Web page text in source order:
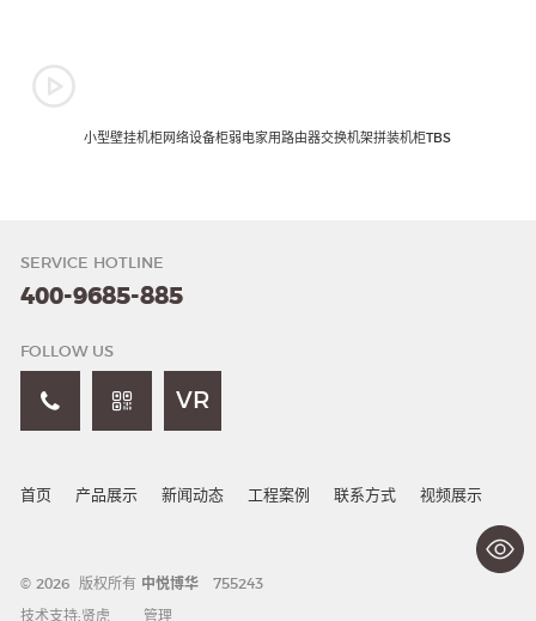
小型壁挂机柜网络设备柜弱电家用路由器交换机架拼装机柜TBS
SERVICE HOTLINE
400-9685-885
FOLLOW US
VR
首页 产品展示 新闻动态 工程案例 联系方式 视频展示
© 2026 版权所有 中悦博华 755243
技术支持:贤虎 管理